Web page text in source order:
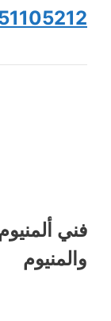
فني
والمنيوم